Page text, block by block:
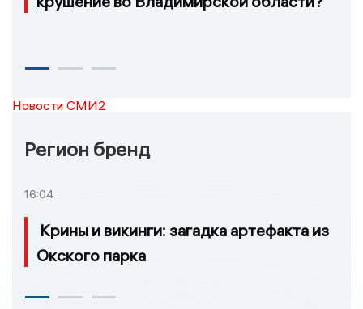
Новости СМИ2
Регион бренд
16:04
Крины и викинги: загадка артефакта из
Окского парка